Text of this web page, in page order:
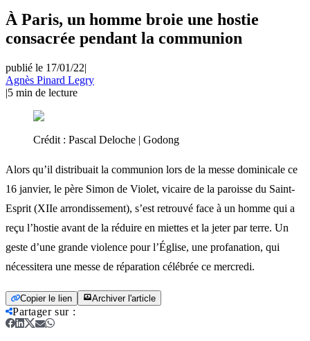
À Paris, un homme broie une hostie
consacrée pendant la communion
publié le 17/01/22|
Agnès Pinard Legry
|5 min de lecture
Crédit : Pascal Deloche | Godong
Alors qu’il distribuait la communion lors de la messe dominicale ce
16 janvier, le père Simon de Violet, vicaire de la paroisse du Saint-
Esprit (XIIe arrondissement), s’est retrouvé face à un homme qui a
reçu l’hostie avant de la réduire en miettes et la jeter par terre. Un
geste d’une grande violence pour l’Église, une profanation, qui
nécessitera une messe de réparation célébrée ce mercredi.
Copier le lien Archiver l'article
Partager sur: